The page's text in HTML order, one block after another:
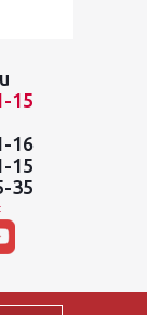
15
16
15
35